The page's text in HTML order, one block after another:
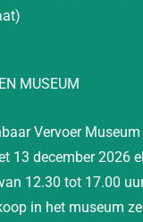
MUSEUM
Vervoer
13 december 2026
12.30 tot 17.00
in het museum